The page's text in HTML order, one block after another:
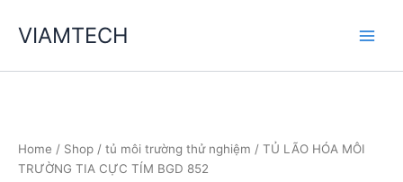
VIAMTECH
Home / Shop / tủ môi trường thử nghiệm / TỦ LÃO HÓA MÔI
TRƯỜNG TIA CỰC TÍM BGD 852